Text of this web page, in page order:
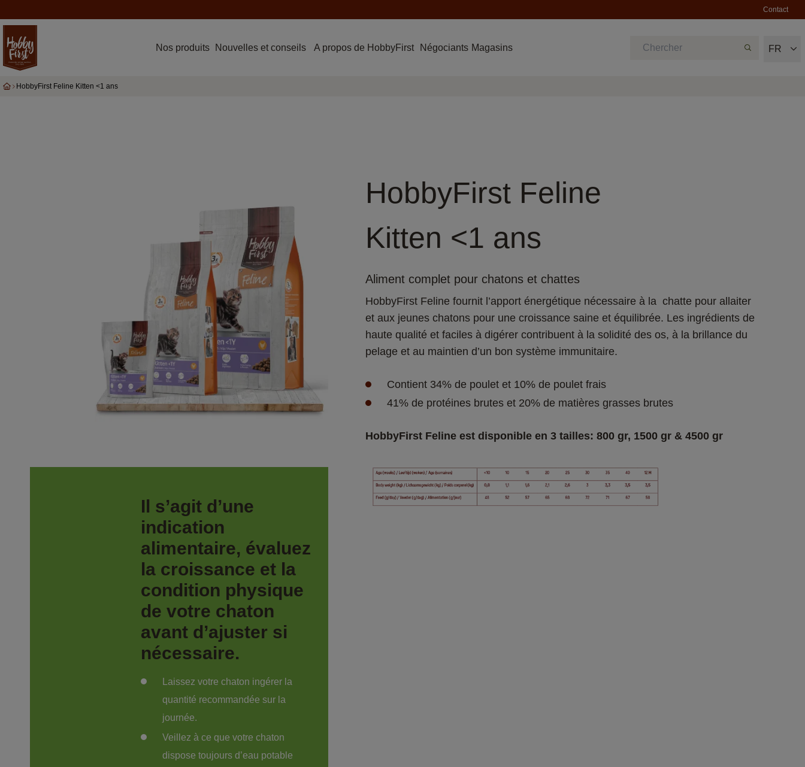
Contact
Nos produits Nouvelles et conseils A propos de HobbyFirst Négociants Magasins FR
HobbyFirst Feline Kitten <1 ans
Il s’agit d’une
indication
alimentaire, évaluez
la croissance et la
condition physique
de votre chaton
avant d’ajuster si
nécessaire.
Laissez votre chaton ingérer la
quantité recommandée sur la
journée.
Veillez à ce que votre chaton
dispose toujours d’eau potable
HobbyFirst Feline
Kitten <1 ans
Aliment complet pour chatons et chattes
HobbyFirst Feline fournit l’apport énergétique nécessaire à la  chatte pour allaiter
et aux jeunes chatons pour une croissance saine et équilibrée. Les ingrédients de
haute qualité et faciles à digérer contribuent à la solidité des os, à la brillance du
pelage et au maintien d’un bon système immunitaire.
Contient 34% de poulet et 10% de poulet frais
41% de protéines brutes et 20% de matières grasses brutes
HobbyFirst Feline est disponible en 3 tailles: 800 gr, 1500 gr & 4500 gr